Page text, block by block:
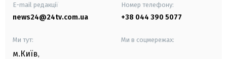
E-mail редакції
news24@24tv.com.ua
Номер телефону:
+38 044 390 5077
Ми тут:
м.Київ,
Ми в соцмережах: